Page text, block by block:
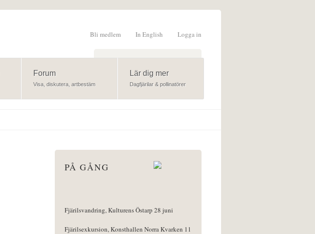
Logga in
In English
Bli medlem
Sökformulär
Forum
Visa, diskutera, artbestäm
Lär dig mer
Dagfjärilar & pollinatörer
PÅ GÅNG
Fjärilsvandring, Kulturens Östarp 28 juni
Fjärilsexkursion, Konsthallen Norra Kvarken 11